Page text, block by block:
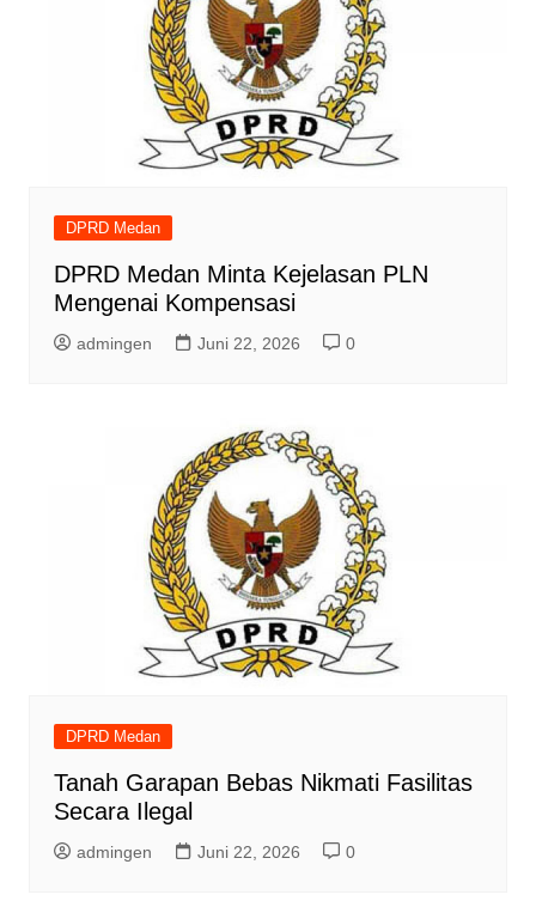
DPRD Medan
DPRD Medan Minta Kejelasan PLN
Mengenai Kompensasi
admingen Juni 22, 2026 0
DPRD Medan
Tanah Garapan Bebas Nikmati Fasilitas
Secara Ilegal
admingen Juni 22, 2026 0